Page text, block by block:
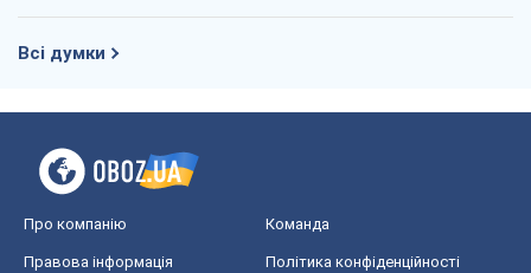
Всі думки
Про компанію Команда
Правова інформація Політика конфіденційності